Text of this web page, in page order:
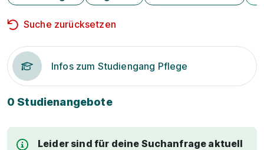
Suche zurücksetzen
Infos zum Studiengang Pflege
0 Studienangebote
Leider sind für deine Suchanfrage aktuell